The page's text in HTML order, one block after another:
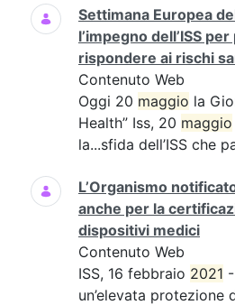
Settimana Europea
l’impegno dell’ISS
rispondere ai rischi
Contenuto Web
Oggi 20 maggio la
Health” Iss, 20 maggio
la...sfida dell’ISS che
L’Organismo
anche per la
dispositivi medici
Contenuto Web
ISS, 16 febbraio 2021
un’elevata protezione